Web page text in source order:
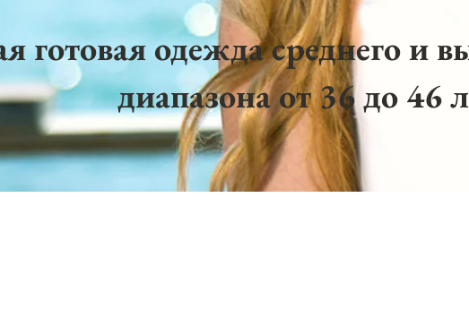
готовая одежда среднего и
диапазона от 36 до 46